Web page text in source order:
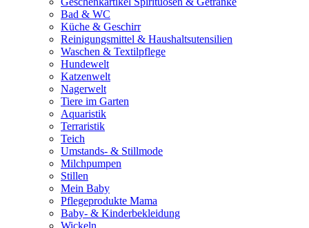
Bad & WC
Küche & Geschirr
Reinigungsmittel & Haushaltsutensilien
Waschen & Textilpflege
Hundewelt
Katzenwelt
Nagerwelt
Tiere im Garten
Aquaristik
Terraristik
Teich
Umstands- & Stillmode
Milchpumpen
Stillen
Mein Baby
Pflegeprodukte Mama
Baby- & Kinderbekleidung
Wickeln